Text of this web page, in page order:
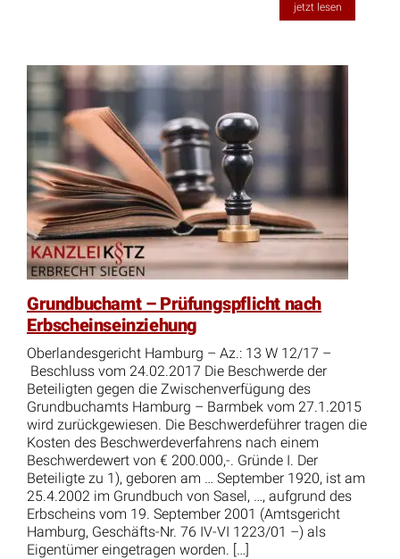
jetzt lesen
Grundbuchamt – Prüfungspflicht nach
Erbscheinseinziehung
Oberlandesgericht Hamburg – Az.: 13 W 12/17 –
Beschluss vom 24.02.2017 Die Beschwerde der
Beteiligten gegen die Zwischenverfügung des
Grundbuchamts Hamburg – Barmbek vom 27.1.2015
wird zurückgewiesen. Die Beschwerdeführer tragen die
Kosten des Beschwerdeverfahrens nach einem
Beschwerdewert von € 200.000,-. Gründe I. Der
Beteiligte zu 1), geboren am … September 1920, ist am
25.4.2002 im Grundbuch von Sasel, …, aufgrund des
Erbscheins vom 19. September 2001 (Amtsgericht
Hamburg, Geschäfts-Nr. 76 IV-VI 1223/01 –) als
Eigentümer eingetragen worden. […]